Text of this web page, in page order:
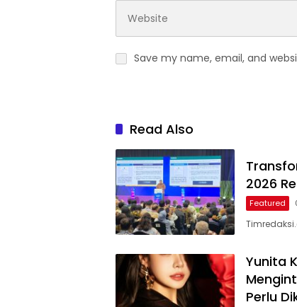
Save my name, email, and
Read Also
2026
Featured
Yunita
Perlu